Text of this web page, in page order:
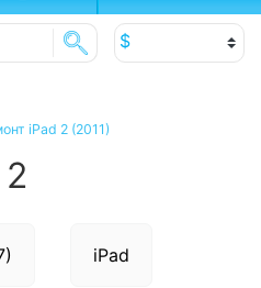
iPad 2 (2011)
iPad